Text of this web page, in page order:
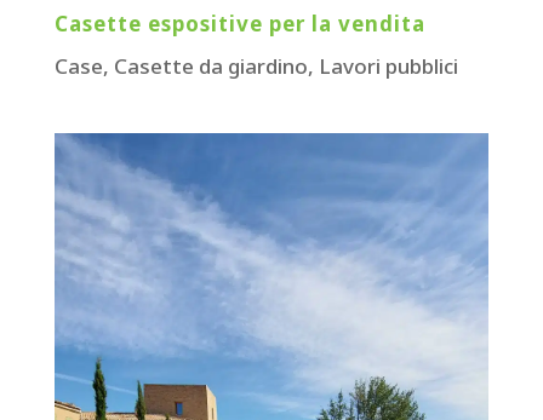
Casette espositive per la vendita
Case, Casette da giardino, Lavori pubblici